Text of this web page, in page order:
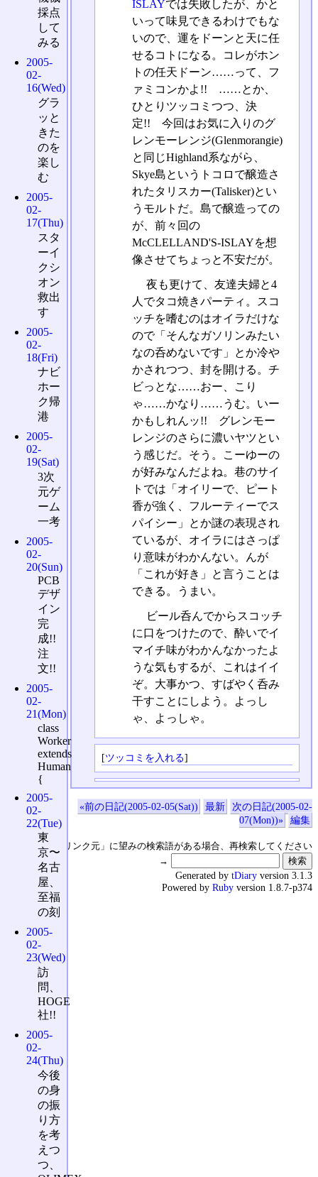
ISLAYでは失敗したが、かと
いって味見できるわけでもな
いので、運をドーンと天に任
せるコトになる。コレがホン
トの任天ドーン……って、フ
ァミコンかよ!! ……とか、
ひとりツッコミつつ、決
定!! 今回はお気に入りのグ
レンモーレンジ(Glenmorangie)
と同じHighland系ながら、
Skye島というトコロで醸造さ
れたタリスカー(Talisker)とい
うモルトだ。島で醸造っての
が、前々回の
McCLELLAND'S-ISLAYを想
像させてちょっと不安だが。
夜も更けて、友達夫婦と4
人でタコ焼きパーティ。スコ
ッチを嗜むのはオイラだけな
ので「そんなガソリンみたい
なの呑めないです」とか冷や
かされつつ、封を開ける。チ
ビっとな……おー、こり
ゃ……かなり……うむ。いー
かもしれんッ!! グレンモー
レンジのさらに濃いヤツとい
う感じだ。そう。こーゆーの
が好みなんだよね。巷のサイ
トでは「オイリーで、ピート
香が強く、フルーティーでス
パイシー」とか謎の表現され
ているが、オイラにはさっぱ
り意味がわかんない。んが
「これが好き」と言うことは
できる。うまい。
ビール呑んでからスコッチ
に口をつけたので、酔いでイ
マイチ味がわかんなかったよ
うな気もするが、これはイイ
ぞ。大事かつ、すばやく呑み
干すことにしよう。よっし
ゃ、よっしゃ。
[ツッコミを入れる]
«前の日記(2005-02-05(Sat)) 最新
次の日記(2005-02-
07(Mon))»
編集
↑の「本日のリンク元」に望みの検索語がある場合、再検索してください
→
採点
して
みる
2005-
02-
16(Wed)
グラ
ッと
きた
のを
楽し
む
2005-
02-
17(Thu)
スタ
ーイ
クシ
オン
救出
す
2005-
02-
18(Fri)
ナビ
ホー
ク帰
港
2005-
02-
19(Sat)
3次
元ゲ
ーム
一考
2005-
02-
20(Sun)
PCB
デザ
イン
完
成!!
注
文!!
2005-
02-
21(Mon)
class
Worker
extends
Human
{
2005-
02-
22(Tue)
東
京〜
名古
屋、
至福
の刻
2005-
02-
23(Wed)
訪
問、
HOGE
社!!
2005-
02-
24(Thu)
今後
の身
の振
り方
を考
えつ
つ、
Generated by tDiary version 3.1.3
Powered by Ruby version 1.8.7-p374